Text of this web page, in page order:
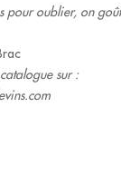
pour oublier, on
sur :